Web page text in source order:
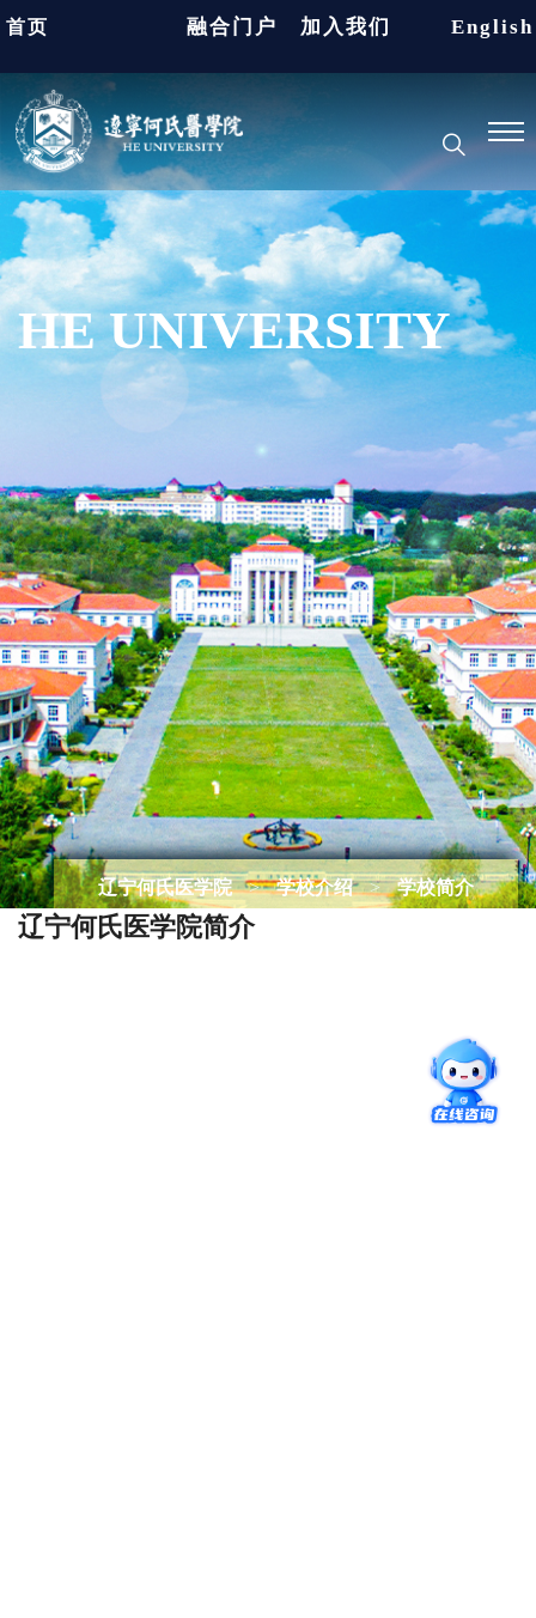
首页 融合门户 加入我们 English
HE UNIVERSITY
辽宁何氏医学院 > 学校介绍 > 学校简介
辽宁何氏医学院简介